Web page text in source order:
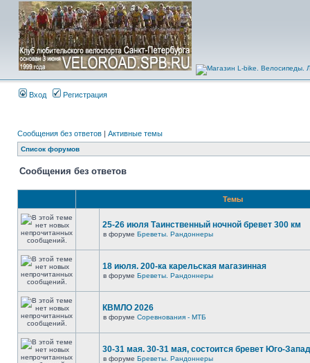
Вход Регистрация
Сообщения без ответов | Активные темы
Список форумов
Сообщения без ответов
Темы
25-26 июля Таинственный ночной бревет 300 км
в форуме Бреветы. Рандоннеры
18 июля. 200-ка карельская магазинная
в форуме Бреветы. Рандоннеры
КВМЛО 2026
в форуме Соревнования - МТБ
30-31 мая. 30-31 мая, состоится бревет Юго-
в форуме Бреветы. Рандоннеры